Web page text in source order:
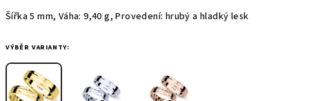
Šířka 5 mm, Váha: 9,40 g, Provedení: hrubý a hladký lesk
VÝBĚR VARIANTY: